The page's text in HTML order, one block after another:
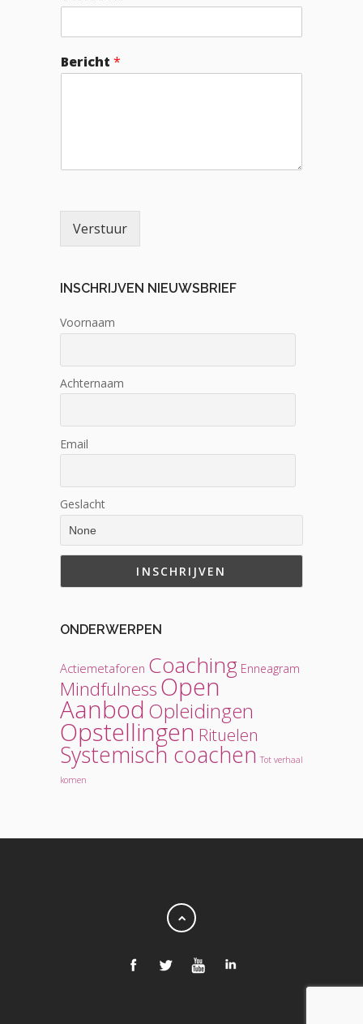
Bericht *
Verstuur
INSCHRIJVEN NIEUWSBRIEF
Voornaam
Achternaam
Email
Geslacht
ONDERWERPEN
Actiemetaforen Coaching Enneagram
MindfulnessOpen
Aanbod Opleidingen
Opstellingen Rituelen
Systemisch coachen Tot verhaal
komen